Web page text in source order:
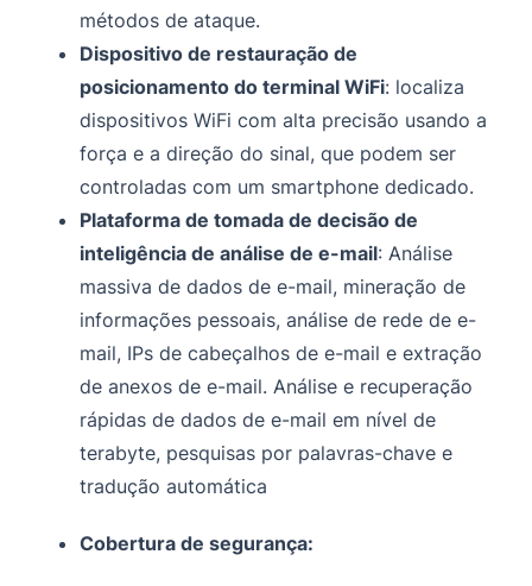
métodos de ataque.
Dispositivo de restauração de
posicionamento do terminal WiFi: localiza
dispositivos WiFi com alta precisão usando a
força e a direção do sinal, que podem ser
controladas com um smartphone dedicado.
Plataforma de tomada de decisão de
inteligência de análise de e-mail: Análise
massiva de dados de e-mail, mineração de
informações pessoais, análise de rede de e-
mail, IPs de cabeçalhos de e-mail e extração
de anexos de e-mail. Análise e recuperação
rápidas de dados de e-mail em nível de
terabyte, pesquisas por palavras-chave e
tradução automática
Cobertura de segurança: